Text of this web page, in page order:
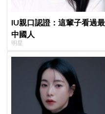
IU親口認證：這輩子看過
中國人
明星